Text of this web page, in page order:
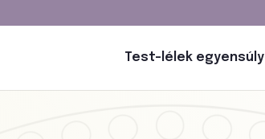
Test-lélek egyensúly